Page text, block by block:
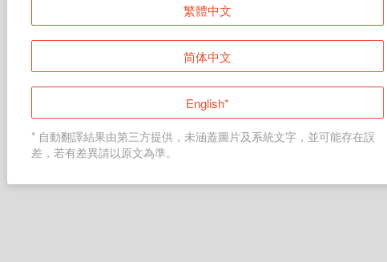
登入
返回首頁
繁體中文
简体中文
English*
* 自動翻譯結果由第三方提供，未涵蓋圖片及系統文字，並可能存在誤
差，若有差異請以原文為準。